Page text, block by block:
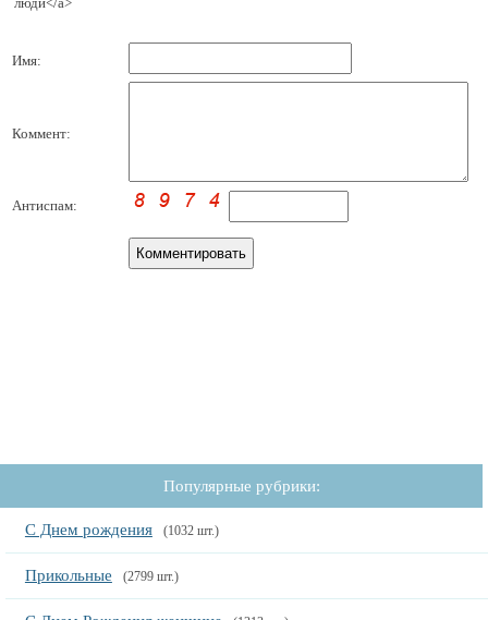
Имя:
Коммент:
Антиспам:
Популярные рубрики:
С Днем рождения (1032 шт.)
Прикольные (2799 шт.)